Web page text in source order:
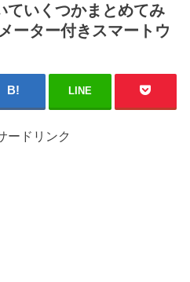
ていくつかまとめてみ
ーター付きスマートウ
LINE
ードリンク